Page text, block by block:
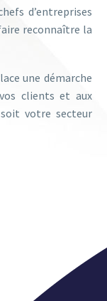
d’entreprises
reconnaître la
une démarche
clients et aux
votre secteur